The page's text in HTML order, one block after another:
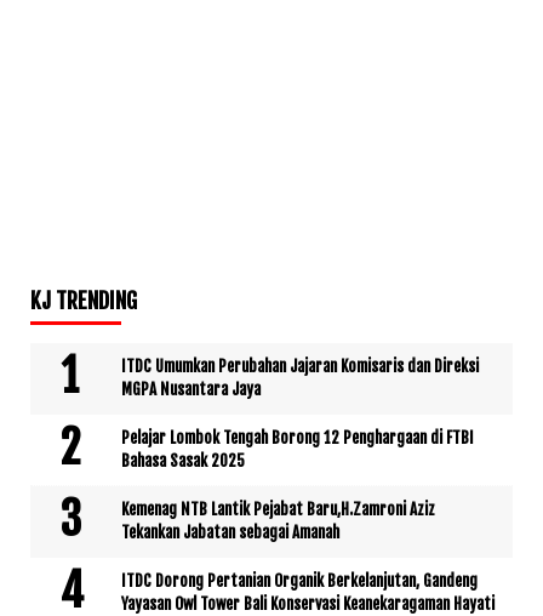
KJ TRENDING
ITDC Umumkan Perubahan Jajaran Komisaris dan Direksi
MGPA Nusantara Jaya
Pelajar Lombok Tengah Borong 12 Penghargaan di FTBI
Bahasa Sasak 2025
Kemenag NTB Lantik Pejabat Baru,H.Zamroni Aziz
Tekankan Jabatan sebagai Amanah
ITDC Dorong Pertanian Organik Berkelanjutan, Gandeng
Yayasan Owl Tower Bali Konservasi Keanekaragaman Hayati